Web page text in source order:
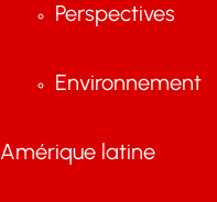
Perspectives
Environnement
Amérique latine